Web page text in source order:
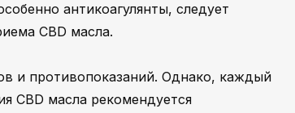
антикоагулянты, следует
CBD масла.
и противопоказаний. Однако, каждый
CBD масла рекомендуется